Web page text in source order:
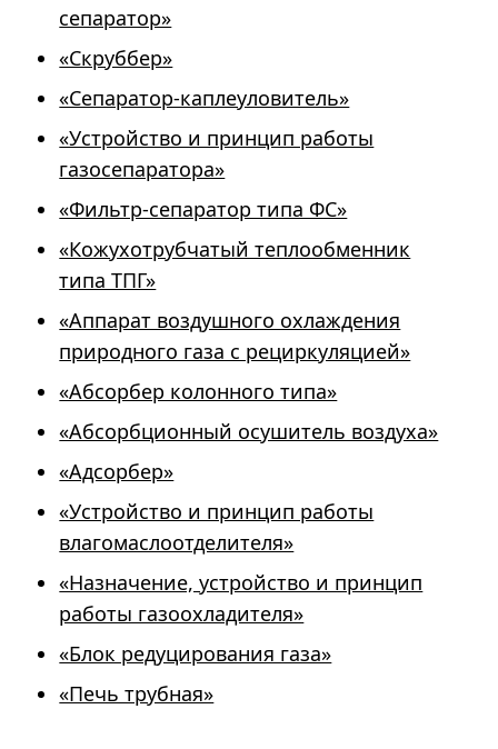
сепаратор»
«Скруббер»
«Сепаратор-каплеуловитель»
«Устройство и принцип работы
газосепаратора»
«Фильтр-сепаратор типа ФС»
«Кожухотрубчатый теплообменник
типа ТПГ»
«Аппарат воздушного охлаждения
природного газа с рециркуляцией»
«Абсорбер колонного типа»
«Абсорбционный осушитель воздуха»
«Адсорбер»
«Устройство и принцип работы
влагомаслоотделителя»
«Назначение, устройство и принцип
работы газоохладителя»
«Блок редуцирования газа»
«Печь трубная»